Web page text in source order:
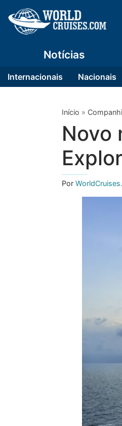
Notícias
Internacionais Nacionais
Início »
Novo
Por